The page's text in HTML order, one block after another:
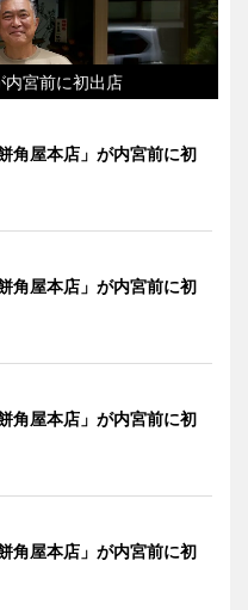
内宮前に初出店
角屋本店」が内宮前に初
角屋本店」が内宮前に初
角屋本店」が内宮前に初
角屋本店」が内宮前に初